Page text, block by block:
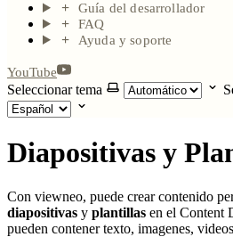
Guía del desarrollador
FAQ
Ayuda y soporte
YouTube
Seleccionar tema
Diapositivas y
Con viewneo, puede crear contenido
diapositivas y plantillas en el Content
pueden contener texto, imagenes,